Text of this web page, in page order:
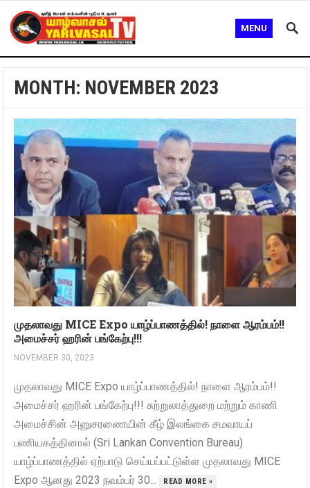
MENU
MONTH: NOVEMBER 2023
முதலாவது MICE Expo யாழ்ப்பாணத்தில்! நாளை ஆரம்பம்!!
அமைச்சர் ஹரின் பங்கேற்பு!!!
NOVEMBER 30, 2023
முதலாவது MICE Expo யாழ்ப்பாணத்தில்! நாளை ஆரம்பம்!!
அமைச்சர் ஹரின் பங்கேற்பு!!! சுற்றுலாத்துறை மற்றும் காணி
அமைச்சின் அனுசரணையின் கீழ் இலங்கை சமவாயப்
பணியகத்தினால் (Sri Lankan Convention Bureau)
யாழ்ப்பாணத்தில் ஏற்பாடு செய்யப்பட்டுள்ள முதலாவது MICE
Expo ஆனது 2023 நவம்பர் 30...
READ MORE »